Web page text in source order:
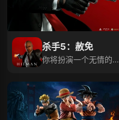
杀手5：赦免
你将扮演一个无情的杀